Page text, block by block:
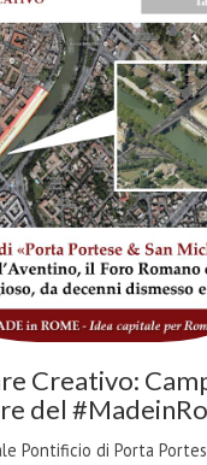
Creativo:
del
Pontificio di Porta